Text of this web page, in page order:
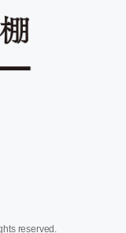
reserved.